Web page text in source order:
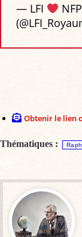
— LFI
Obtenir le lien
Thématiques :